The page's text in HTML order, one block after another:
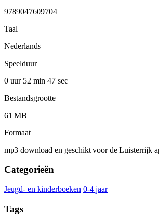
9789047609704
Taal
Nederlands
Speelduur
0 uur 52 min 47 sec
Bestandsgrootte
61 MB
Formaat
mp3 download en geschikt voor de Luisterrijk
Categorieën
Jeugd- en kinderboeken 0-4 jaar
Tags